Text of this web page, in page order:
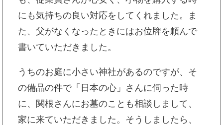
にも気持ちの良い対応をしてくれました。ま
た、父がなくなったときにはお位牌を頼んで
書いていただきました。
うちのお庭に小さい神社があるのですが、そ
の備品の件で「日本の心」さんに伺った時
に、関根さんにお墓のことも相談しまして、
家に来ていただきました。そうしましたら、